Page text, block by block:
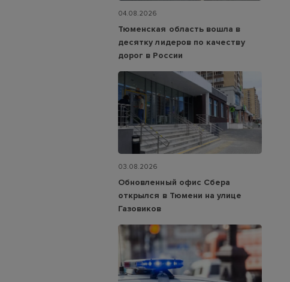
04.08.2026
Тюменская область вошла в
десятку лидеров по качеству
дорог в России
03.08.2026
Обновленный офис Сбера
открылся в Тюмени на улице
Газовиков